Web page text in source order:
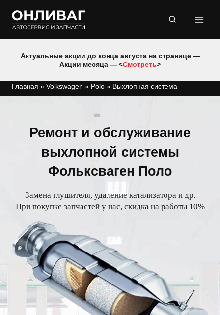
содержимому
Актуальные акции до конца августа на странице —
Акции месяца — <Смотреть>
Главная » Volkswagen » Polo » Выхлопная система
Ремонт и обслуживание
выхлопной системы
Фольксваген Поло
Замена глушителя, удаление катализатора и др.
При покупке запчастей у нас, скидка на работы 10%